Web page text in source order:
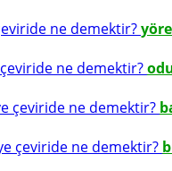
ne demektir?yöre
ne demektir?
çeviride ne demektir?
çeviride ne demektir?